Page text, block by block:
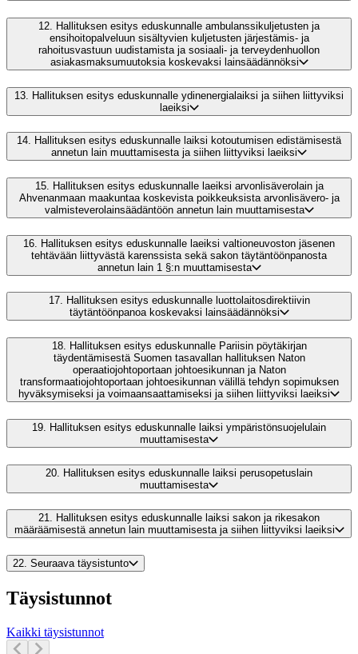
12.
Hallituksen esitys eduskunnalle ambulanssikuljetusten ja
ensihoitopalveluun sisältyvien kuljetusten järjestämis- ja
rahoitusvastuun uudistamista ja sosiaali- ja terveydenhuollon
asiakasmaksumuutoksia koskevaksi lainsäädännöksi
13. Hallituksen esitys eduskunnalle ydinenergialaiksi ja siihen liittyviksi
laeiksi
14. Hallituksen esitys eduskunnalle laiksi kotoutumisen edistämisestä
annetun lain muuttamisesta ja siihen liittyviksi laeiksi
15.
Hallituksen esitys eduskunnalle laeiksi arvonlisäverolain ja
Ahvenanmaan maakuntaa koskevista poikkeuksista arvonlisävero- ja
valmisteverolainsäädäntöön annetun lain muuttamisesta
16. Hallituksen esitys eduskunnalle laeiksi valtioneuvoston jäsenen
tehtävään liittyvästä karenssista sekä sakon täytäntöönpanosta
annetun lain 1 §:n muuttamisesta
17. Hallituksen esitys eduskunnalle luottolaitosdirektiivin
täytäntöönpanoa koskevaksi lainsäädännöksi
18. Hallituksen esitys eduskunnalle Pariisin pöytäkirjan
täydentämisestä Suomen tasavallan hallituksen Naton
operaatiojohtoportaan johtoesikunnan ja Naton
transformaatiojohtoportaan johtoesikunnan välillä tehdyn sopimuksen
hyväksymiseksi ja voimaansaattamiseksi ja siihen liittyviksi laeiksi
19.
Hallituksen esitys eduskunnalle laiksi ympäristönsuojelulain
muuttamisesta
20. Hallituksen esitys eduskunnalle laiksi perusopetuslain
muuttamisesta
21. Hallituksen esitys eduskunnalle laiksi sakon ja rikesakon
määräämisestä annetun lain muuttamisesta ja siihen liittyviksi laeiksi
22. Seuraava täysistunto
Täysistunnot
Kaikki täysistunnot